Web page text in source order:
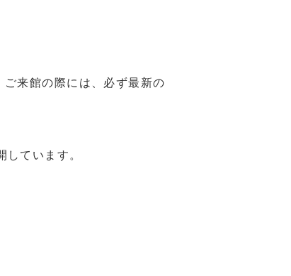
来館の際には、必ず最新の
ています。